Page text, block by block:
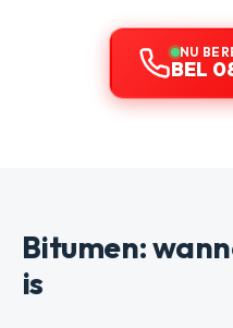
NU
BEL
Bitumen:
is